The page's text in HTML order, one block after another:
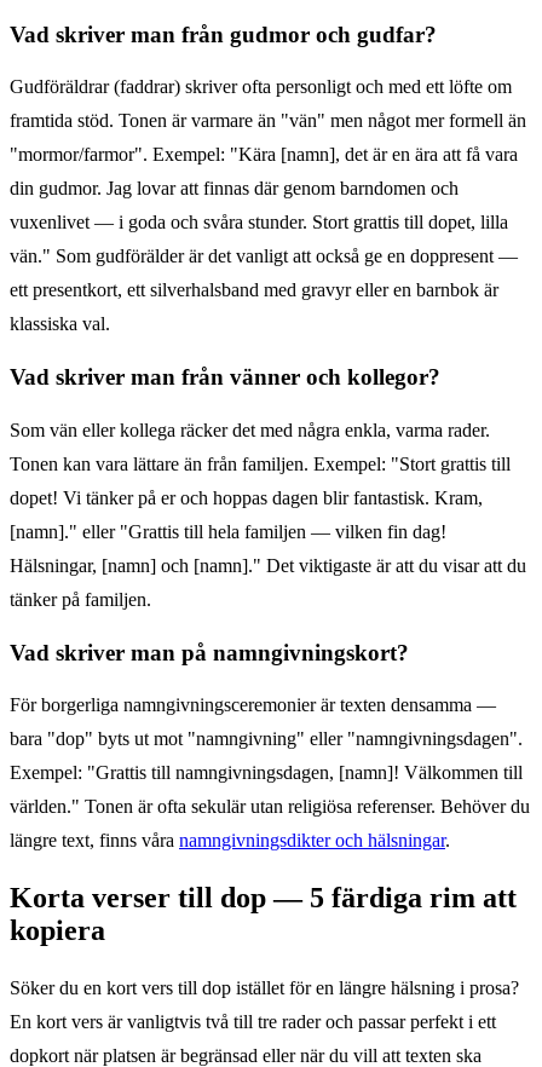
Vad skriver man från gudmor och gudfar?
Gudföräldrar (faddrar) skriver ofta personligt och med ett löfte om
framtida stöd. Tonen är varmare än "vän" men något mer formell än
"mormor/farmor". Exempel: "Kära [namn], det är en ära att få vara
din gudmor. Jag lovar att finnas där genom barndomen och
vuxenlivet — i goda och svåra stunder. Stort grattis till dopet, lilla
vän." Som gudförälder är det vanligt att också ge en doppresent —
ett presentkort, ett silverhalsband med gravyr eller en barnbok är
klassiska val.
Vad skriver man från vänner och kollegor?
Som vän eller kollega räcker det med några enkla, varma rader.
Tonen kan vara lättare än från familjen. Exempel: "Stort grattis till
dopet! Vi tänker på er och hoppas dagen blir fantastisk. Kram,
[namn]." eller "Grattis till hela familjen — vilken fin dag!
Hälsningar, [namn] och [namn]." Det viktigaste är att du visar att du
tänker på familjen.
Vad skriver man på namngivningskort?
För borgerliga namngivningsceremonier är texten densamma —
bara "dop" byts ut mot "namngivning" eller "namngivningsdagen".
Exempel: "Grattis till namngivningsdagen, [namn]! Välkommen till
världen." Tonen är ofta sekulär utan religiösa referenser. Behöver du
längre text, finns våra namngivningsdikter och hälsningar.
Korta verser till dop — 5 färdiga rim att
kopiera
Söker du en kort vers till dop istället för en längre hälsning i prosa?
En kort vers är vanligtvis två till tre rader och passar perfekt i ett
dopkort när platsen är begränsad eller när du vill att texten ska